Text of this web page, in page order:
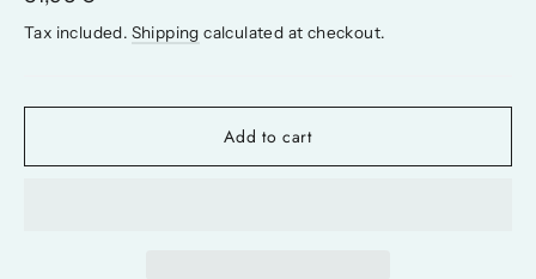
price
Tax included. Shipping calculated at checkout.
Add to cart